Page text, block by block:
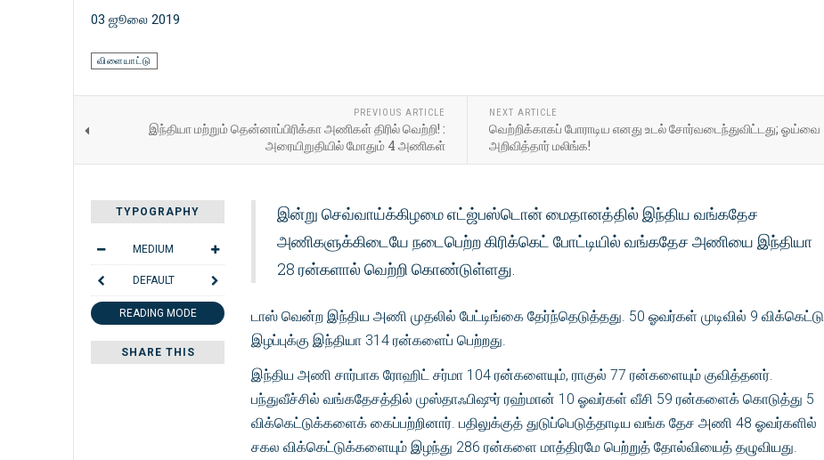
03 ஜூலை 2019
விளையாட்டு
PREVIOUS ARTICLE
இந்தியா மற்றும் தென்னாப்பிரிக்கா அணிகள் திரில் வெற்றி! :
அரையிறுதியில் மோதும் 4 அணிகள்
NEXT ARTICLE
வெற்றிக்காகப் போராடிய எனது உடல் சோர்வடைந்துவிட்டது; ஓய்வை
அறிவித்தார் மலிங்க!
TYPOGRAPHY
MEDIUM
DEFAULT
READING MODE
SHARE THIS
இன்று செவ்வாய்க்கிழமை எட்ஜ்பஸ்டொன் மைதானத்தில் இந்திய வங்கதேச
அணிகளுக்கிடையே நடைபெற்ற கிரிக்கெட் போட்டியில் வங்கதேச அணியை இந்தியா
28 ரன்களால் வெற்றி கொண்டுள்ளது.
டாஸ் வென்ற இந்திய அணி முதலில் பேட்டிங்கை தேர்ந்தெடுத்தது. 50 ஓவர்கள் முடிவில் 9 விக்கெட்டு
இழப்புக்கு இந்தியா 314 ரன்களைப் பெற்றது.
இந்திய அணி சார்பாக ரோஹிட் சர்மா 104 ரன்களையும், ராகுல் 77 ரன்களையும் குவித்தனர்.
பந்துவீச்சில் வங்கதேசத்தில் முஸ்தாஃபிஷுர் ரஹ்மான் 10 ஓவர்கள் வீசி 59 ரன்களைக் கொடுத்து 5
விக்கெட்டுக்களைக் கைப்பற்றினார். பதிலுக்குத் துடுப்பெடுத்தாடிய வங்க தேச அணி 48 ஓவர்களில்
சகல விக்கெட்டுக்களையும் இழந்து 286 ரன்களை மாத்திரமே பெற்றுத் தோல்வியைத் தழுவியது.